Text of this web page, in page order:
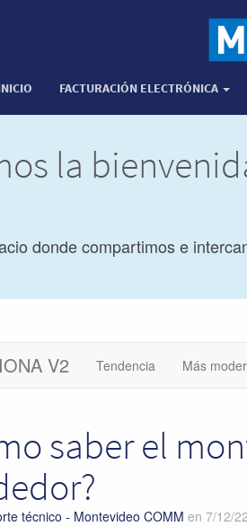
FACTURACIÓN ELECTRÓNICA
la
donde compartimos e
V2 Tendencia Más
saber el
técnico - Montevideo COMM en 7/12/